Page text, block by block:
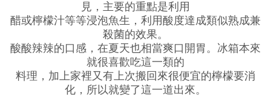
見，主要的重點是利用
醋或檸檬汁等等浸泡魚生，利用酸度達成類似熟成兼
殺菌的效果。
酸酸辣辣的口感，在夏天也相當爽口開胃。冰箱本來
就很喜歡吃這一類的
料理，加上家裡又有上次搬回來很便宜的檸檬要消
化，所以就變了這一道出來。